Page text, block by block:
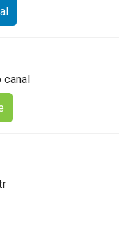
canal